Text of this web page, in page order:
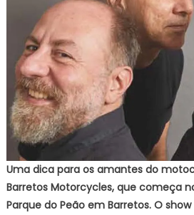
Uma dica para os amantes do
Barretos Motorcycles, que começa
Parque do Peão em Barretos. O